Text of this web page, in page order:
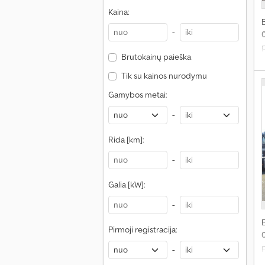
Kaina:
-
Brutokainų paieška
Tik su kainos nurodymu
Gamybos metai:
-
Rida [km]:
-
Galia [kW]:
-
Pirmoji registracija:
-